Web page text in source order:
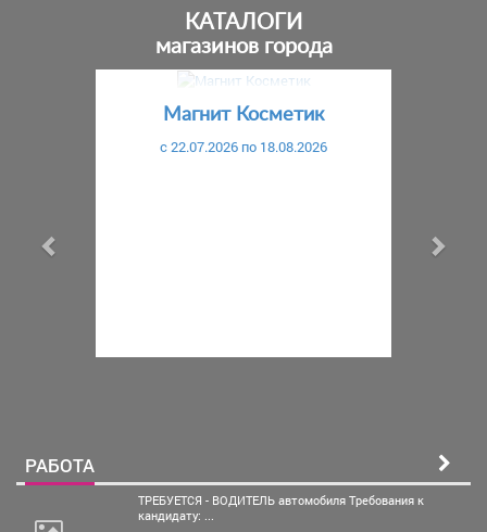
КАТАЛОГИ
магазинов города
Магнит Косметик
c 22.07.2026 по 18.08.2026
РАБОТА
ТРЕБУЕТСЯ - ВОДИТЕЛЬ автомобиля Требования к
кандидату: ...